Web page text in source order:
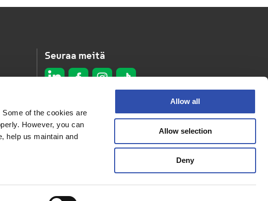
of the cookies are
However, you can
help us maintain and
Allow all
Allow selection
Deny
Seuraa meitä
Tietosuojaseloste
Evästeseloste
Saavutettavuusseloste
© 2026 VR Group